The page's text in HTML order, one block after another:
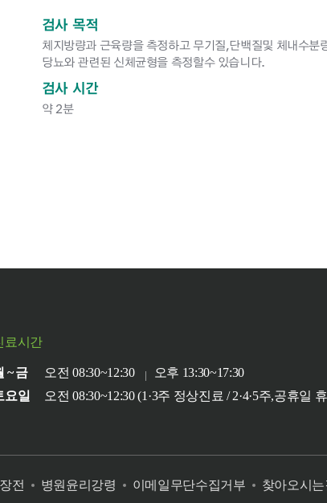
검사 목적
체지방량과 근육량을 측정하고 무기질,단백질및 체내수
당뇨와 관련된 신체균형을 측정할수 있습니다.
검사 시간
약 2분
료시간
~금 오전 08:30~12:30
오후 13:30~17:30
요일
오전 08:30~12:30 (1·3주 정상진료 / 2·4·5주,공휴일
전 병원윤리강령 이메일무단수집거부 찾아오시는